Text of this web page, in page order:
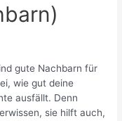
gute Nachbarn für
wie gut deine
ausfällt. Denn
sie hilft auch,